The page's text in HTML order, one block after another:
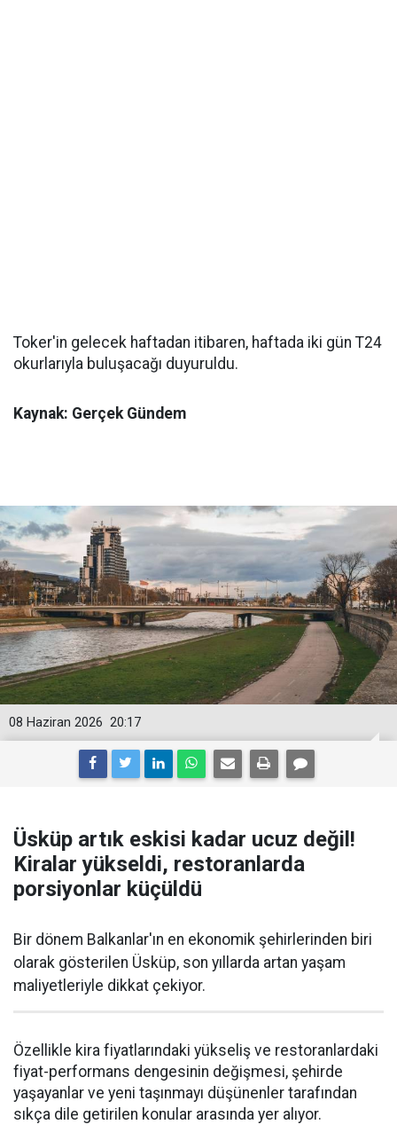
Toker'in gelecek haftadan itibaren, haftada iki gün T24
okurlarıyla buluşacağı duyuruldu.
Kaynak: Gerçek Gündem
20:17
08 Haziran 2026
Üsküp artık eskisi kadar ucuz değil!
Kiralar yükseldi, restoranlarda
porsiyonlar küçüldü
Bir dönem Balkanlar'ın en ekonomik şehirlerinden biri
olarak gösterilen Üsküp, son yıllarda artan yaşam
maliyetleriyle dikkat çekiyor.
Özellikle kira fiyatlarındaki yükseliş ve restoranlardaki
fiyat-performans dengesinin değişmesi, şehirde
yaşayanlar ve yeni taşınmayı düşünenler tarafından
sıkça dile getirilen konular arasında yer alıyor.